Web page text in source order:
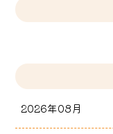
2026年08月